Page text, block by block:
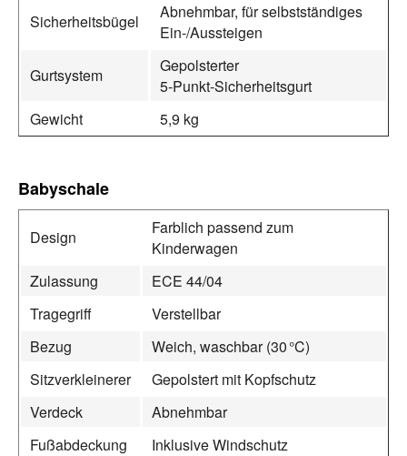
Sicherheitsbügel
Abnehmbar, für selbstständiges
Ein-/Aussteigen
Gurtsystem
Gepolsterter
5‑Punkt‑Sicherheitsgurt
Gewicht
5,9 kg
Babyschale
Design
Farblich passend zum
Kinderwagen
Zulassung
ECE 44/04
Tragegriff
Verstellbar
Bezug
Weich, waschbar (30 °C)
Sitzverkleinerer
Gepolstert mit Kopfschutz
Verdeck
Abnehmbar
Fußabdeckung
Inklusive Windschutz